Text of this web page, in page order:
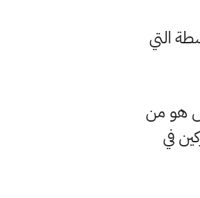
التي
هو من
في